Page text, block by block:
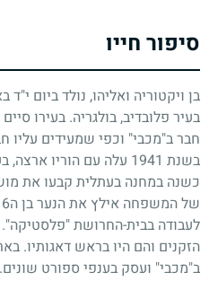
סיפור חייו
בן ויקטוריה ואליהו, נולד ביום
בעיר פלובדיב, בולגריה. בעירו
חבר ב"מכבי" וכפי שמעידים עליו
בשנת 1941 עלה עם הוריו ארצה,
כשנה במחנה בעתלית קבעו את
של המשפחה אילץ את הנער בן ה
לעבודה בבית-החרושת "פלסטיקה".
הזקנים והם היו בראש דאגותיו.
ב"מכבי" ועסק בענפי ספורט שונים.